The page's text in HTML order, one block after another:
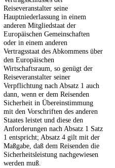
Reiseveranstalter seine
Hauptniederlassung in einem
anderen Mitgliedstaat der
Europäischen Gemeinschaften
oder in einem anderen
Vertragsstaat des Abkommens über
den Europäischen
Wirtschaftsraum, so genügt der
Reiseveranstalter seiner
Verpflichtung nach Absatz 1 auch
dann, wenn er dem Reisenden
Sicherheit in Übereinstimmung
mit den Vorschriften des anderen
Staates leistet und diese den
Anforderungen nach Absatz 1 Satz
1 entspricht; Absatz 4 gilt mit der
Maßgabe, daß dem Reisenden die
Sicherheitsleistung nachgewiesen
werden muß.